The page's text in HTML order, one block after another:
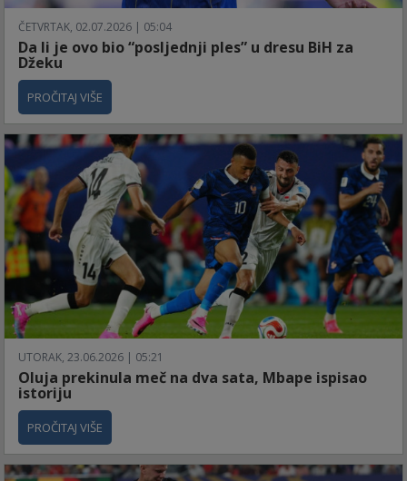
ČETVRTAK, 02.07.2026 | 05:04
Da li je ovo bio “posljednji ples” u dresu BiH za
Džeku
PROČITAJ VIŠE
UTORAK, 23.06.2026 | 05:21
Oluja prekinula meč na dva sata, Mbape ispisao
istoriju
PROČITAJ VIŠE